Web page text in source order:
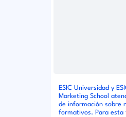
ESIC Universidad y
Marketing School
de información sobre
formativos. Para esta